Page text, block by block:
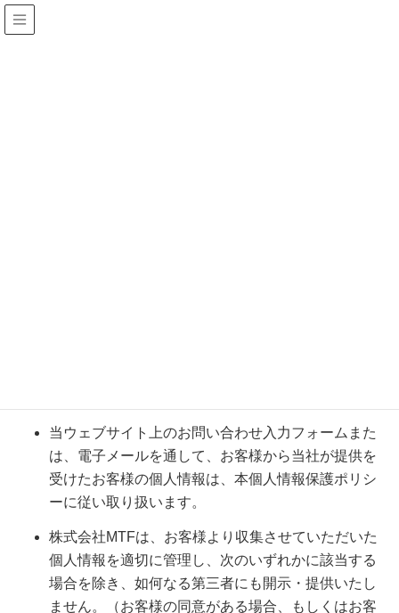
当ウェブサイト上のお問い合わせ入力フォームまた
は、電子メールを通して、お客様から当社が提供を
受けたお客様の個人情報は、本個人情報保護ポリシ
ーに従い取り扱います。
株式会社MTFは、お客様より収集させていただいた
個人情報を適切に管理し、次のいずれかに該当する
場合を除き、如何なる第三者にも開示・提供いたし
ません。（お客様の同意がある場合、もしくはお客